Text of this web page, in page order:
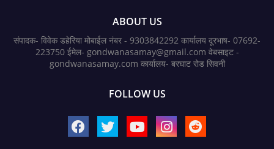
ABOUT US
संपादक- विवेक डहेरिया मोबाईल नंबर - 9303842292 कार्यालय दूरभाष- 07692-
223750 ईमेल- gondwanasamay@gmail.com वेबसाइट -
gondwanasamay.com कार्यालय- बरघाट रोड सिवनी
FOLLOW US